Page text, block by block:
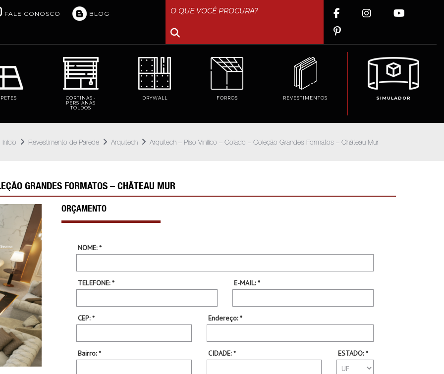
FALE CONOSCO BLOG
CORTINAS •
PERSIANAS
TOLDOS
DRYWALL FORROS REVESTIMENTOS SIMULADOR
Início Revestimento de Parede Arquitech Arquitech – Piso Vinílico – Colado – Coleção Grandes Formatos – Château Mur
GRANDES FORMATOS – CHÂTEAU MUR
ORÇAMENTO
NOME: *
TELEFONE: * E-MAIL: *
CEP: * Endereço: *
Bairro: * CIDADE: * ESTADO: *